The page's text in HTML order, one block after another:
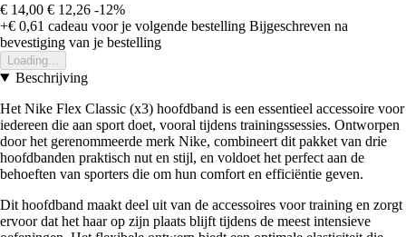
€ 14,00 € 12,26 -12%
+€ 0,61 cadeau voor je volgende bestelling Bijgeschreven na
bevestiging van je bestelling
Loading...
Beschrijving
Het Nike Flex Classic (x3) hoofdband is een essentieel accessoire voor
iedereen die aan sport doet, vooral tijdens trainingssessies. Ontworpen
door het gerenommeerde merk Nike, combineert dit pakket van drie
hoofdbanden praktisch nut en stijl, en voldoet het perfect aan de
behoeften van sporters die om hun comfort en efficiëntie geven.
Dit hoofdband maakt deel uit van de accessoires voor training en zorgt
ervoor dat het haar op zijn plaats blijft tijdens de meest intensieve